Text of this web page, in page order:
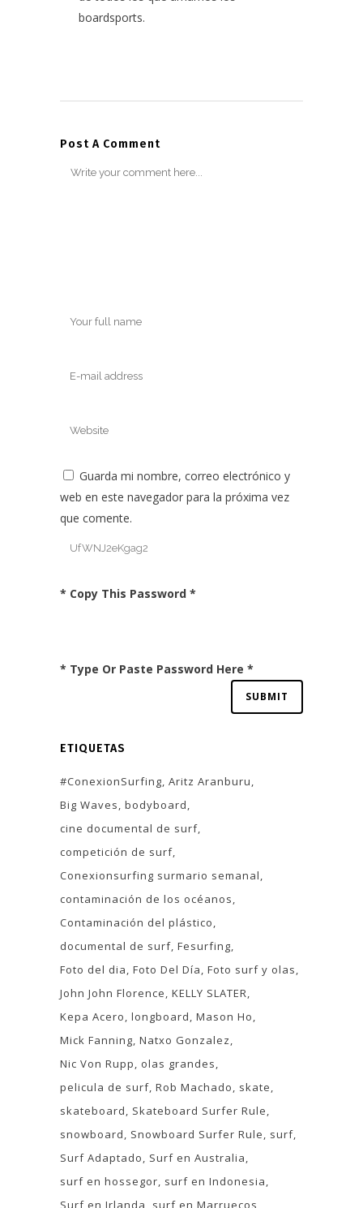
boardsports.
Post A Comment
Guarda mi nombre, correo electrónico y
web en este navegador para la próxima vez
que comente.
* Copy This Password *
* Type Or Paste Password Here *
ETIQUETAS
#ConexionSurfing Aritz Aranburu
Big Waves bodyboard
cine documental de surf
competición de surf
Conexionsurfing surmario semanal
contaminación de los océanos
Contaminación del plástico
documental de surf Fesurfing
Foto del dia Foto Del Día Foto surf y olas
John John Florence KELLY SLATER
Kepa Acero longboard Mason Ho
Mick Fanning Natxo Gonzalez
Nic Von Rupp
olas grandes
pelicula de surf Rob Machado
skate
skateboard
Skateboard Surfer Rule
snowboard
Snowboard Surfer Rule
surf
Surf Adaptado
Surf en Australia
surf en hossegor surf en Indonesia
Surf en Irlanda
surf en Marruecos